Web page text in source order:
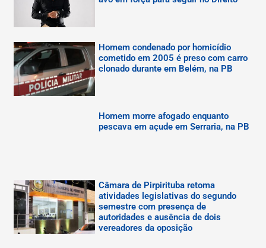
Homem condenado por homicídio
cometido em 2005 é preso com carro
clonado durante em Belém, na PB
Homem morre afogado enquanto
pescava em açude em Serraria, na PB
Câmara de Pirpirituba retoma
atividades legislativas do segundo
semestre com presença de
autoridades e ausência de dois
vereadores da oposição